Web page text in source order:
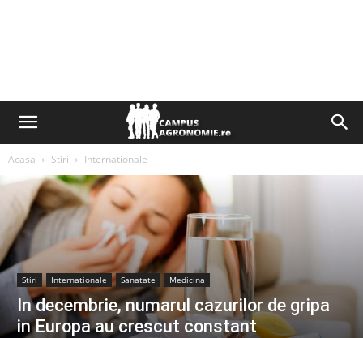
Acasa Stiri Internationale
Stiri Internationale Sanatate Medicina
In decembrie, numarul cazurilor de gripa
in Europa au crescut constant